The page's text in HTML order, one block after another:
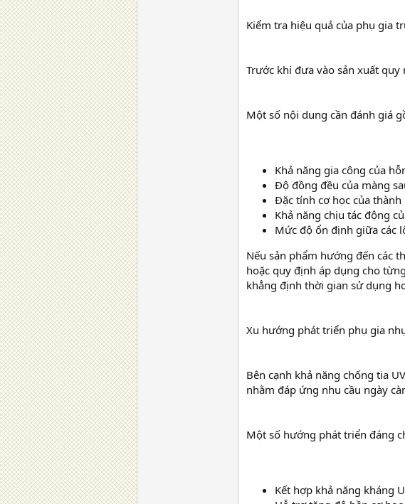
Kiểm tra hiệu quả của phụ gia
Trước khi đưa vào sản xuất
Một số nội dung cần đánh giá
Khả năng gia công của
Độ đồng đều của màng
Đặc tính cơ học của thành
Khả năng chịu tác động
Mức độ ổn định giữa các
Nếu sản phẩm hướng đến các
hoặc quy định áp dụng cho
khẳng định thời gian sử dụng
Xu hướng phát triển phụ gia
Bên cạnh khả năng chống tia
nhằm đáp ứng nhu cầu ngày
Một số hướng phát triển đáng
Kết hợp khả năng kháng